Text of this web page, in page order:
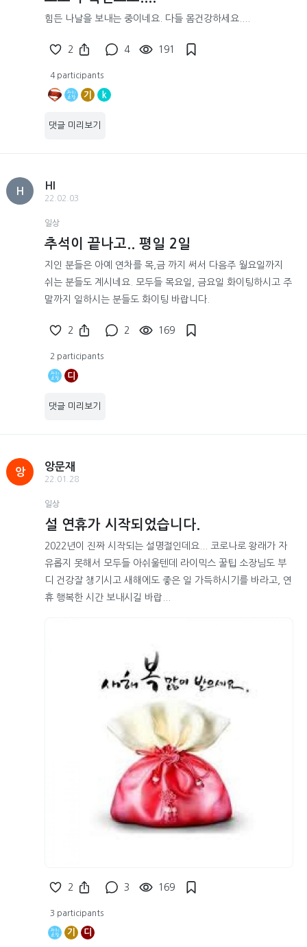
힘든 나날을 보내는 중이네요. 다들 몸건강하세요....
2 4 191
4 participants
기 k
댓글 미리보기
H
HI
22.02.03
일상
추석이 끝나고.. 평일 2일
지인 분들은 아예 연차를 목,금 까지 써서 다음주 월요일까지
쉬는 분들도 계시네요. 모두들 목요일, 금요일 화이팅하시고 주
말까지 일하시는 분들도 화이팅 바랍니다.
2 2 169
2 participants
디
댓글 미리보기
앙
앙문재
22.01.28
일상
설 연휴가 시작되었습니다.
2022년이 진짜 시작되는 설명절인데요... 코로나로 왕래가 자
유롭지 못해서 모두들 아쉬울텐데 라이믹스 꿀팁 소장님도 부
디 건강잘 챙기시고 새해에도 좋은 일 가득하시기를 바라고, 연
휴 행복한 시간 보내시길 바랍...
2 3 169
3 participants
기 디